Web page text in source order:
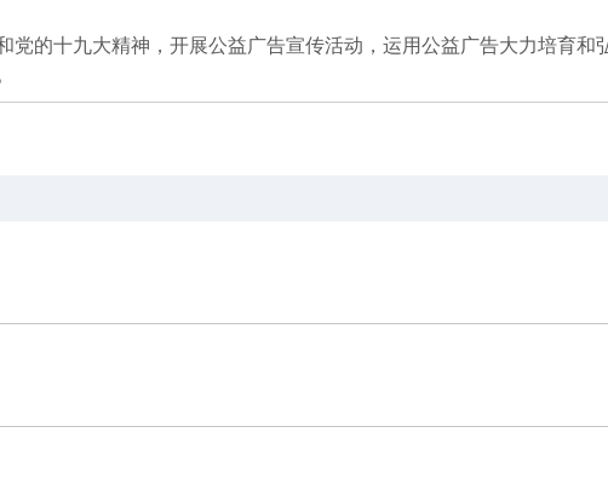
的十九大精神，开展公益广告宣传活动，运用公益广告大力培育和